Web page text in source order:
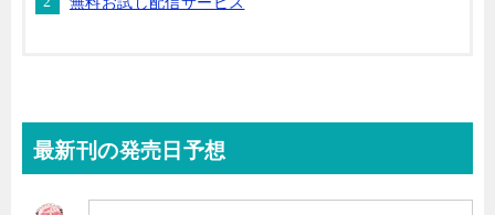
最新刊の発売日予想